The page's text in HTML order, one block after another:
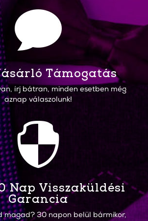

Támogatás
írj bátran, minden esetben még
aznap válaszolunk!

Nap Visszaküldési
Garancia
magad? 30 napon belül bármikor,